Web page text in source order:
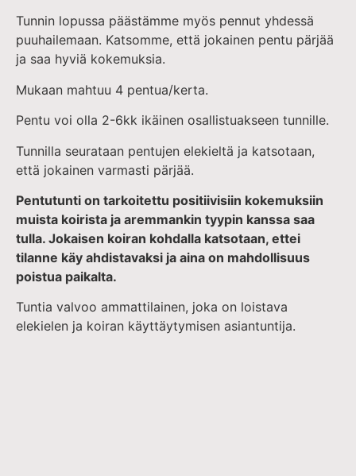
Tunnin lopussa päästämme myös pennut yhdessä
puuhailemaan. Katsomme, että jokainen pentu pärjää
ja saa hyviä kokemuksia.
Mukaan mahtuu 4 pentua/kerta.
Pentu voi olla 2-6kk ikäinen osallistuakseen tunnille.
Tunnilla seurataan pentujen elekieltä ja katsotaan,
että jokainen varmasti pärjää.
Pentutunti on tarkoitettu positiivisiin kokemuksiin
muista koirista ja aremmankin tyypin kanssa saa
tulla. Jokaisen koiran kohdalla katsotaan, ettei
tilanne käy ahdistavaksi ja aina on mahdollisuus
poistua paikalta.
Tuntia valvoo ammattilainen, joka on loistava
elekielen ja koiran käyttäytymisen asiantuntija.